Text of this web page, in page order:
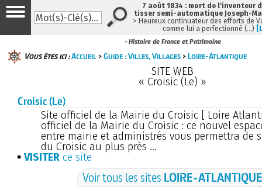
- Histoire de France et Patrimoine
Vous êtes ici :Accueil >Guide : Villes, Villages >Loire-Atlantique
SITE WEB
« Croisic (Le) »
Croisic (Le)
Site officiel de la Mairie du Croisic [ Loire
officiel de la Mairie du Croisic : ce nouvel
entre mairie et administrés vous permettra de
du Croisic au plus près ...
VISITER ce site
Voir tous les sites LOIRE-ATLANTIQUE
7 août 1834 : mort de l'inventeur
tisser semi-automatique Joseph-
> Heureux continuateur des efforts de
comme lui a perfectionné (…)